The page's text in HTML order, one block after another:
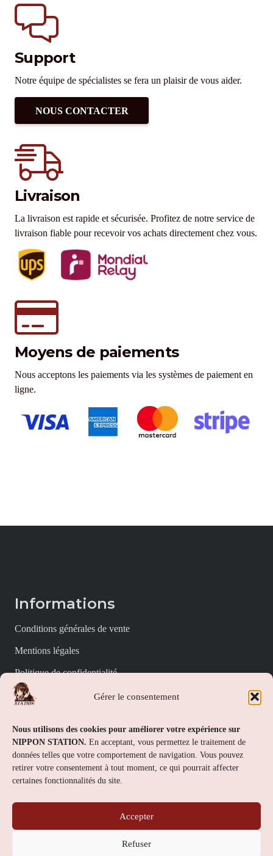
Gérer le consentement
Nous utilisons des cookies pour améliorer votre expérience sur
NIPPON STATION. En acceptant, vous permettez le traitement de
données telles que votre comportement de navigation. Vous pouvez
retirer votre consentement à tout moment, ce qui pourrait affecter
certaines fonctionnalités du site.
Accepter
Refuser
Support
Notre équipe de spécialistes se fera un plaisir de vous aider.
NOUS CONTACTER
Livraison
La livraison est rapide et sécurisée. Profitez de notre service de
livraison fiable pour recevoir vos achats directement chez vous.
Moyens de paiements
Nous acceptons les paiements via les systèmes de paiement en
ligne.
Informations
Conditions générales de vente
Mentions légales
Politique de confidentialité
Politique de cookies (UE)
Nippon Station
À propos
FAQs
Contact